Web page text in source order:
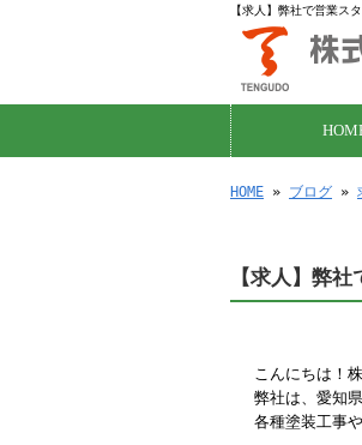
【求人】弊社で営業
HOME » ブログ »
【求人】弊
こんにちは！
弊社は、愛知
各種塗装工事